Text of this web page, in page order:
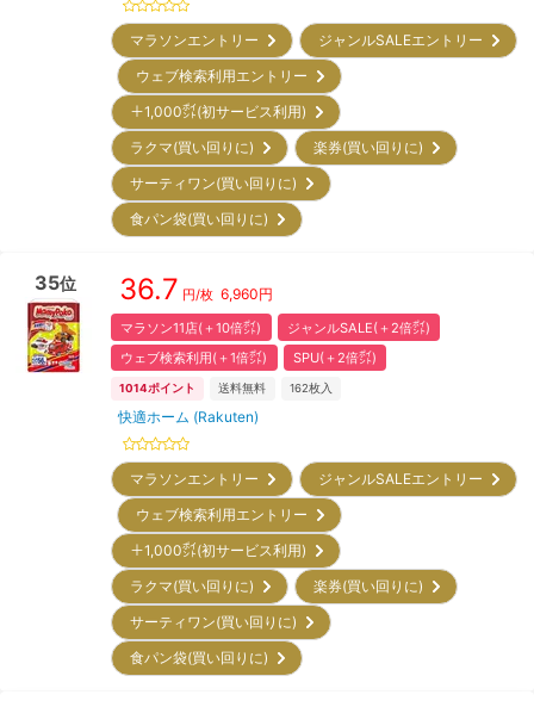
マラソンエントリー
ジャンルSALEエントリー
ウェブ検索利用エントリー
＋1,000㌽(初サービス利用)
ラクマ(買い回りに)
楽券(買い回りに)
サーティワン(買い回りに)
食パン袋(買い回りに)
35位 36.7 円/枚 6,960円
マラソン11店(＋10倍㌽)
ジャンルSALE(＋2倍㌽)
ウェブ検索利用(＋1倍㌽)
SPU(＋2倍㌽)
1014ポイント 送料無料 162枚入
快適ホーム (Rakuten)
マラソンエントリー
ジャンルSALEエントリー
ウェブ検索利用エントリー
＋1,000㌽(初サービス利用)
ラクマ(買い回りに)
楽券(買い回りに)
サーティワン(買い回りに)
食パン袋(買い回りに)